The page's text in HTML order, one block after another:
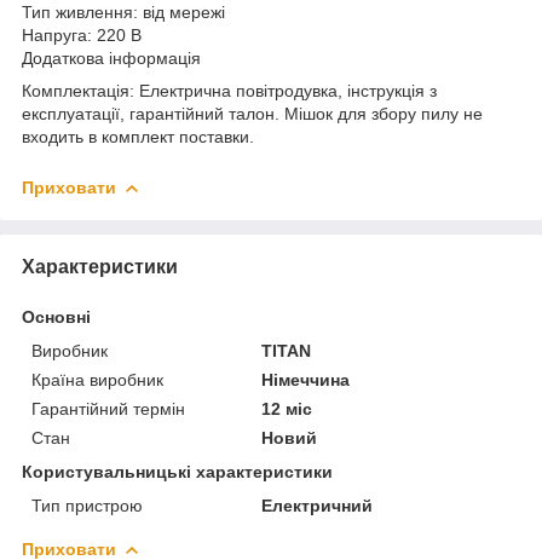
Тип живлення: від мережі
Напруга: 220 В
Додаткова інформація
Комплектація: Електрична повітродувка, інструкція з
експлуатації, гарантійний талон. Мішок для збору пилу не
входить в комплект поставки.
Приховати
Характеристики
Основні
Виробник
TITAN
Країна виробник
Німеччина
Гарантійний термін
12 міс
Стан
Новий
Користувальницькі характеристики
Тип пристрою
Електричний
Приховати